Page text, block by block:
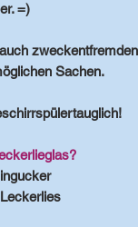
=)
Sachen.